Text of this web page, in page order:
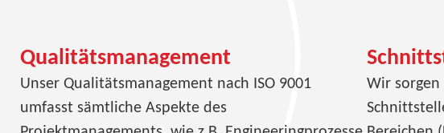
Qualitätsmanagement
Unser Qualitätsmanagement nach ISO 9001
umfasst sämtliche Aspekte des
Wir